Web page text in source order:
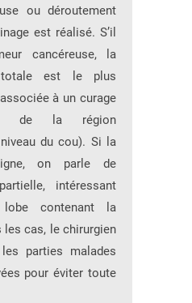
ou déroutement
est réalisé. S’il
cancéreuse, la
totale est le plus
à un curage
de la région
du cou). Si la
on parle de
intéressant
contenant la
les cas, le chirurgien
parties malades
pour éviter toute